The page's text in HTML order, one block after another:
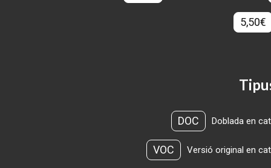
5,50€
DOC Doblada en
VOC Versió original en